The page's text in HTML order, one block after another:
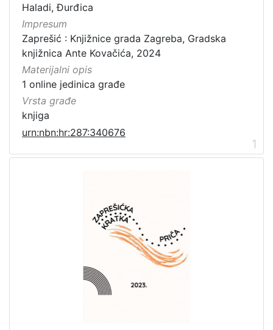
Haladi, Đurđica
Impresum
Zaprešić : Knjižnice grada Zagreba, Gradska
knjižnica Ante Kovačića, 2024
Materijalni opis
1 online jedinica građe
Vrsta građe
knjiga
urn:nbn:hr:287:340676
1